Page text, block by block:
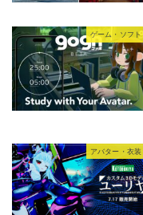
ゲーム・ソフト
アバター・衣装